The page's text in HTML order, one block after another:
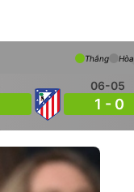
06-05
1 - 0
Thắng Hòa